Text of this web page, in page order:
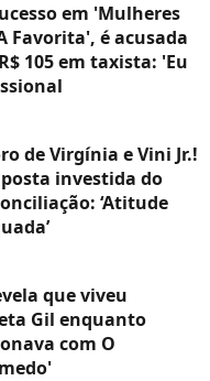
em 'Mulheres
Favorita', é acusada
105 em taxista: 'Eu
de Virgínia e Vini Jr.!
investida do
‘Atitude
que viveu
Gil enquanto
com O